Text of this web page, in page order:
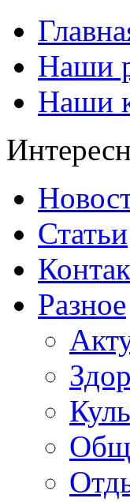
Наши
Наши
Статьи
Разное